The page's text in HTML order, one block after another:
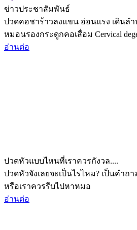
ข่าวประชาสัมพันธ์
ปวดคอชาร้าวลงแขน อ่อนแรง เดินลำ
หมอนรองกระดูกคอเสื่อม Cervical
อ่านต่อ
ปวดหัวแบบไหนที่เราควรกังวล....
ปวดหัวจังเลยจะเป็นไรไหม? เป็นคำ
หรือเราควรรีบไปหาหมอ
อ่านต่อ